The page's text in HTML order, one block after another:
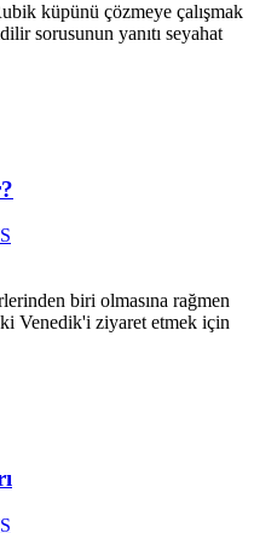
küpünü çözmeye çalışmak
sorusunun yanıtı seyahat
biri olmasına rağmen
Venedik'i ziyaret etmek için